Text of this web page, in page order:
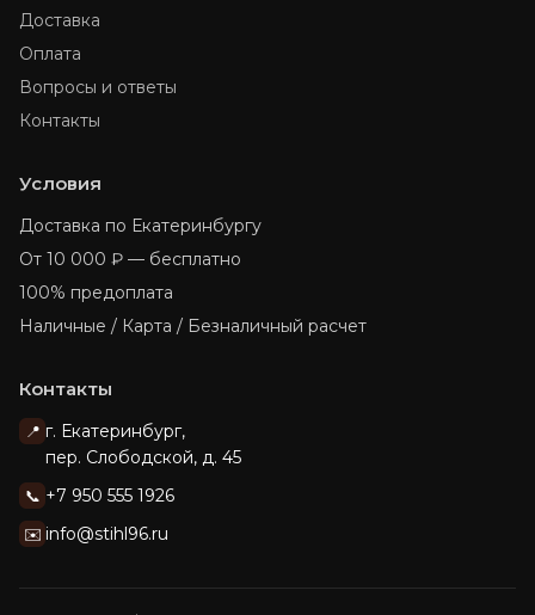
Доставка
Оплата
Вопросы и ответы
Контакты
Условия
Доставка по Екатеринбургу
От 10 000 ₽ — бесплатно
100% предоплата
Наличные / Карта / Безналичный расчет
Контакты
📍 г. Екатеринбург,
пер. Слободской, д. 45
📞 +7 950 555 1926
✉️ info@stihl96.ru